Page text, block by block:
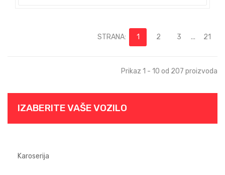
IZABERITE VAŠE VOZILO
STRANA: 1 2 3 ... 21
Prikaz 1 - 10 od 207 proizvoda